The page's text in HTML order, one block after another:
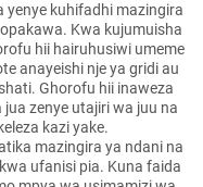
yenye kuhifadhi mazingira
Kwa kujumuisha
hii hairuhusiwi umeme
anayeishi nje ya gridi au
Ghorofu hii inaweza
zenye utajiri wa juu na
kazi yake.
mazingira ya ndani na
ufanisi pia. Kuna faida